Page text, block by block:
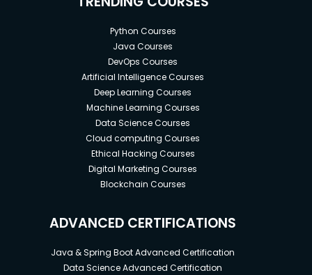
Python Courses
Java Courses
DevOps Courses
Artificial Intelligence Courses
Deep Learning Courses
Machine Learning Courses
Data Science Courses
Cloud computing Courses
Ethical Hacking Courses
Digital Marketing Courses
Blockchain Courses
ADVANCED CERTIFICATIONS
Java & Spring Boot Advanced Certification
Data Science Advanced Certification